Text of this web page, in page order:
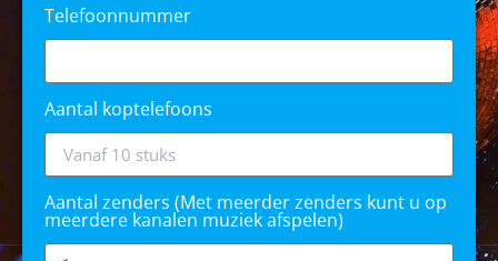
Telefoonnummer
Aantal koptelefoons
Aantal zenders (Met meerder zenders kunt u op
meerdere kanalen muziek afspelen)